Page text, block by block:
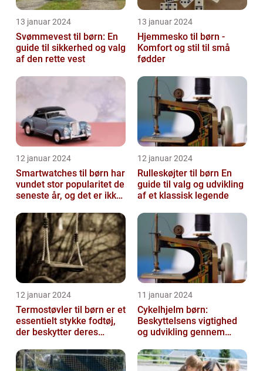
13 januar 2024
Svømmevest til børn: En
guide til sikkerhed og valg
af den rette vest
13 januar 2024
Hjemmesko til børn -
Komfort og stil til små
fødder
12 januar 2024
Smartwatches til børn har
vundet stor popularitet de
seneste år, og det er ikke
12 januar 2024
Rulleskøjter til børn En
guide til valg og udvikling
af et klassisk legende
12 januar 2024
Termostøvler til børn er et
essentielt stykke fodtøj,
der beskytter deres
fugti...
11 januar 2024
Cykelhjelm børn:
Beskyttelsens vigtighed
og udvikling gennem